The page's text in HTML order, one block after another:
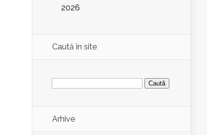
2026
Caută în site
Caută
după:
Arhive